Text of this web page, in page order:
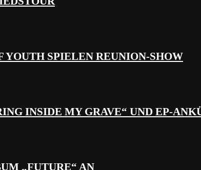
SPIELEN REUNION-SHOW
INSIDE MY GRAVE“ UND EP-
„FUTURE“ AN